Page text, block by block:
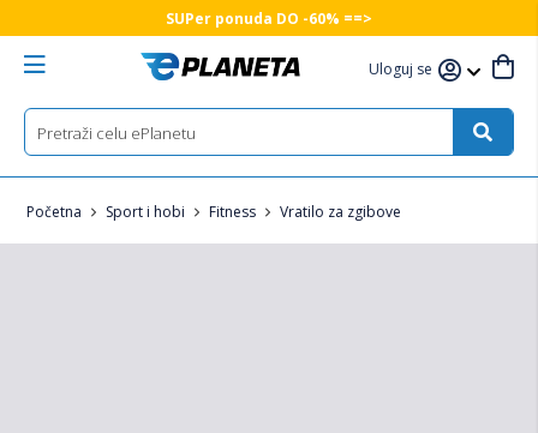
SUPer ponuda DO -60% ==>
Uloguj se
Početna Sport i hobi Fitness Vratilo za zgibove